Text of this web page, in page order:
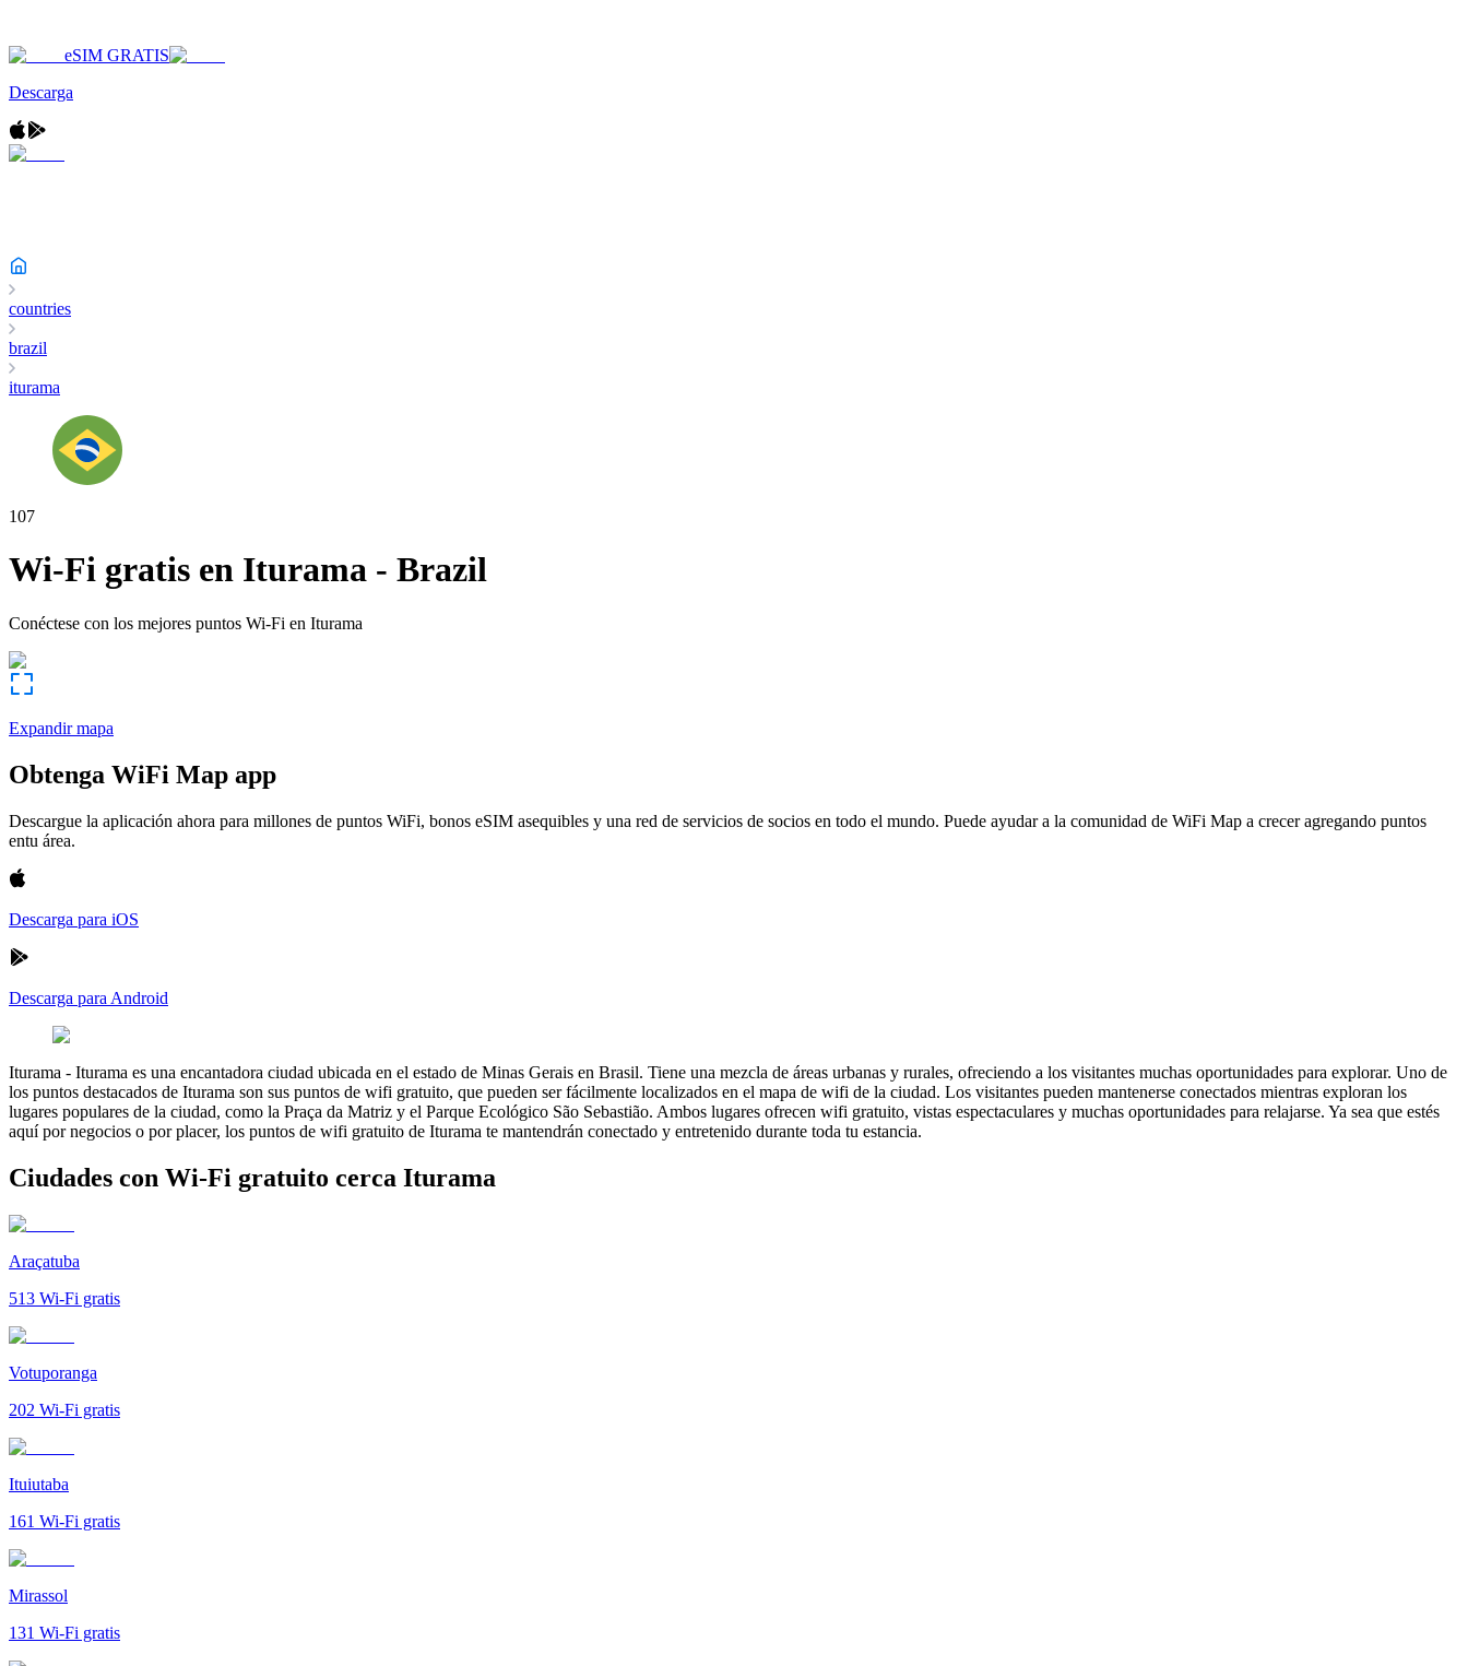
eSIM GRATIS
Descarga
countries
brazil
iturama
107
Wi-Fi gratis en Iturama - Brazil
Conéctese con los mejores puntos Wi-Fi en Iturama
Expandir mapa
Obtenga WiFi Map app
Descargue la aplicación ahora para millones de puntos WiFi, bonos eSIM asequibles y una red de servicios de socios en todo el mundo. Puede ayudar a la comunidad de WiFi Map a crecer agregando puntos
entu área.
Descarga para iOS
Descarga para Android
Iturama - Iturama es una encantadora ciudad ubicada en el estado de Minas Gerais en Brasil. Tiene una mezcla de áreas urbanas y rurales, ofreciendo a los visitantes muchas oportunidades para explorar. Uno de
los puntos destacados de Iturama son sus puntos de wifi gratuito, que pueden ser fácilmente localizados en el mapa de wifi de la ciudad. Los visitantes pueden mantenerse conectados mientras exploran los
lugares populares de la ciudad, como la Praça da Matriz y el Parque Ecológico São Sebastião. Ambos lugares ofrecen wifi gratuito, vistas espectaculares y muchas oportunidades para relajarse. Ya sea que estés
aquí por negocios o por placer, los puntos de wifi gratuito de Iturama te mantendrán conectado y entretenido durante toda tu estancia.
Ciudades con Wi-Fi gratuito cerca Iturama
Araçatuba
513 Wi-Fi gratis
Votuporanga
202 Wi-Fi gratis
Ituiutaba
161 Wi-Fi gratis
Mirassol
131 Wi-Fi gratis